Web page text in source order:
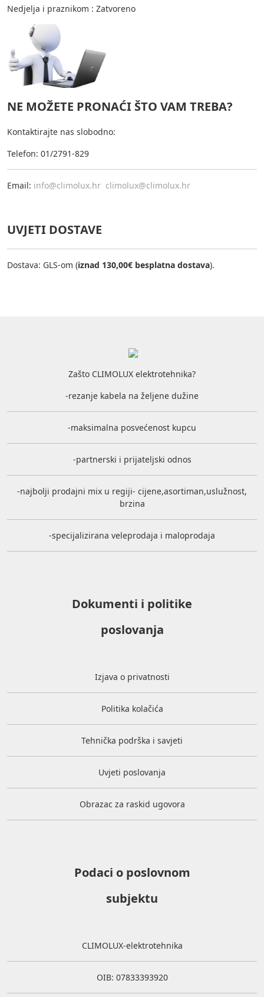
Nedjelja i praznikom : Zatvoreno
NE MOŽETE PRONAĆI ŠTO VAM TREBA?
Kontaktirajte nas slobodno:
Telefon: 01/2791-829
Email: info@climolux.hr climolux@climolux.hr
UVJETI DOSTAVE
Dostava: GLS-om (iznad 130,00€ besplatna dostava).
Zašto CLIMOLUX elektrotehnika?
-rezanje kabela na željene dužine
-maksimalna posvećenost kupcu
-partnerski i prijateljski odnos
-najbolji prodajni mix u regiji- cijene,asortiman,uslužnost,
brzina
-specijalizirana veleprodaja i maloprodaja
Dokumenti i politike
poslovanja
Izjava o privatnosti
Politika kolačića
Tehnička podrška i savjeti
Uvjeti poslovanja
Obrazac za raskid ugovora
Podaci o poslovnom
subjektu
CLIMOLUX-elektrotehnika
OIB: 07833393920